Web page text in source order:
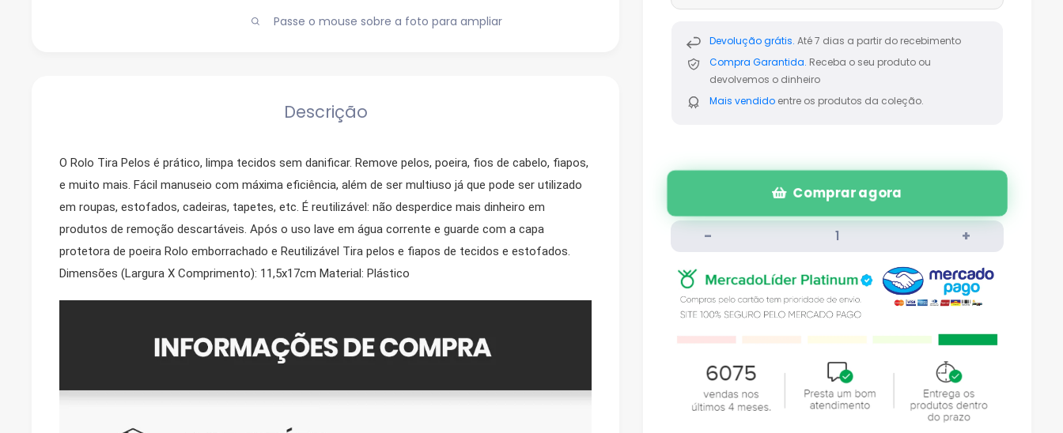
Passe o mouse sobre a foto para ampliar
Devolução grátis. Até 7 dias a partir do recebimento
Compra Garantida. Receba o seu produto ou
devolvemos o dinheiro
Mais vendido entre os produtos da coleção.
Comprar agora
Descrição
O Rolo Tira Pelos é prático, limpa tecidos sem danificar. Remove pelos, poeira, fios de cabelo, fiapos,
e muito mais. Fácil manuseio com máxima eficiência, além de ser multiuso já que pode ser utilizado
em roupas, estofados, cadeiras, tapetes, etc. É reutilizável: não desperdice mais dinheiro em
produtos de remoção descartáveis. Após o uso lave em água corrente e guarde com a capa
protetora de poeira Rolo emborrachado e Reutilizável Tira pelos e fiapos de tecidos e estofados.
Dimensões (Largura X Comprimento): 11,5x17cm Material: Plástico